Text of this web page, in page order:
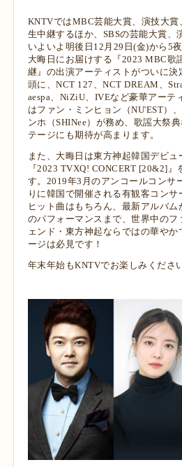
KNTVではMBC芸能大賞、演技大賞
生中継するほか、SBSの芸能大賞、
いよいよ明後日12月29日(金)から5
大晦日にお届けする『2023 MBC歌
継』の出演アーティストがついに決
頭に、NCT 127、NCT DREAM、
aespa、NiZiU、IVEなど豪華アーテ
はファン・ミンヒョン（NU'EST）
ンホ（SHINee）が務め、歌謡大祭
テージにも期待が高まります。
また、大晦日は東方神起韓国デビュ
『2023 TVXQ! CONCERT [20&2]』
す。2019年3月のアンコールコンサ
りに韓国で開催される有観客コンサ
ヒット曲はもちろん、最新アルバ
のパフォーマンスまで、世界中のフ
ェンド・東方神起ならではの華やか
ージは必見です！
年末年始もKNTVでお楽しみくださ